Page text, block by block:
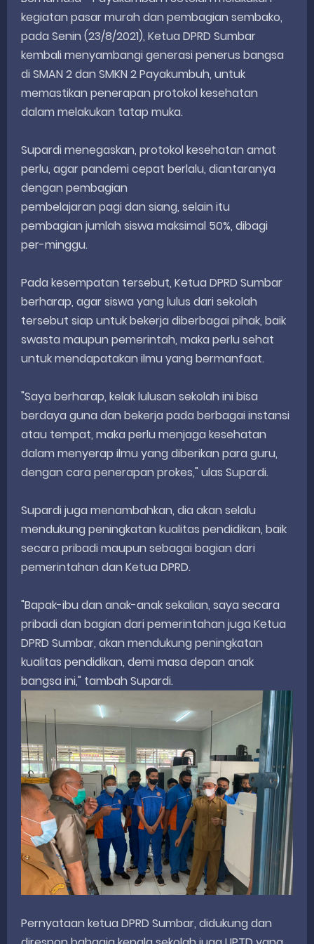
kegiatan pasar murah dan pembagian sembako,
pada Senin (23/8/2021), Ketua DPRD Sumbar
kembali menyambangi generasi penerus bangsa
di SMAN 2 dan SMKN 2 Payakumbuh, untuk
memastikan penerapan protokol kesehatan
dalam melakukan tatap muka.
Supardi menegaskan, protokol kesehatan amat
perlu, agar pandemi cepat berlalu, diantaranya
dengan pembagian
pembelajaran pagi dan siang, selain itu
pembagian jumlah siswa maksimal 50%, dibagi
per-minggu.
Pada kesempatan tersebut, Ketua DPRD Sumbar
berharap, agar siswa yang lulus dari sekolah
tersebut siap untuk bekerja diberbagai pihak, baik
swasta maupun pemerintah, maka perlu sehat
untuk mendapatakan ilmu yang bermanfaat.
"Saya berharap, kelak lulusan sekolah ini bisa
berdaya guna dan bekerja pada berbagai instansi
atau tempat, maka perlu menjaga kesehatan
dalam menyerap ilmu yang diberikan para guru,
dengan cara penerapan prokes," ulas Supardi.
Supardi juga menambahkan, dia akan selalu
mendukung peningkatan kualitas pendidikan, baik
secara pribadi maupun sebagai bagian dari
pemerintahan dan Ketua DPRD.
"Bapak-ibu dan anak-anak sekalian, saya secara
pribadi dan bagian dari pemerintahan juga Ketua
DPRD Sumbar, akan mendukung peningkatan
kualitas pendidikan, demi masa depan anak
bangsa ini," tambah Supardi.
Pernyataan ketua DPRD Sumbar, didukung dan